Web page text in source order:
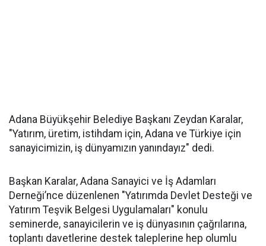
Adana Büyükşehir Belediye Başkanı Zeydan Karalar,
"Yatırım, üretim, istihdam için, Adana ve Türkiye için
sanayicimizin, iş dünyamızın yanındayız" dedi.
Başkan Karalar, Adana Sanayici ve İş Adamları
Derneği’nce düzenlenen "Yatırımda Devlet Desteği ve
Yatırım Teşvik Belgesi Uygulamaları" konulu
seminerde, sanayicilerin ve iş dünyasının çağrılarına,
toplantı davetlerine destek taleplerine hep olumlu